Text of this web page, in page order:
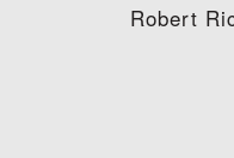
Robert